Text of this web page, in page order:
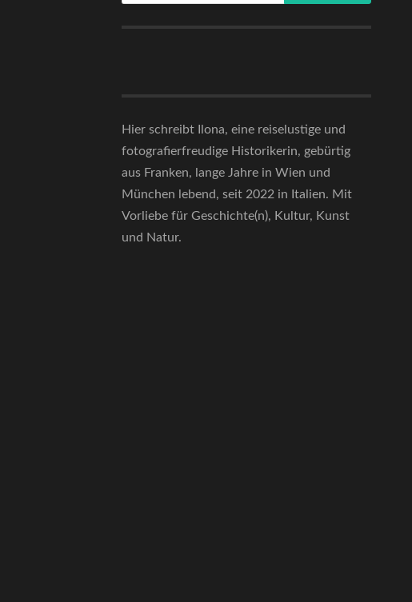
Hier schreibt Ilona, eine reiselustige und
fotografierfreudige Historikerin, gebürtig
aus Franken, lange Jahre in Wien und
München lebend, seit 2022 in Italien. Mit
Vorliebe für Geschichte(n), Kultur, Kunst
und Natur.